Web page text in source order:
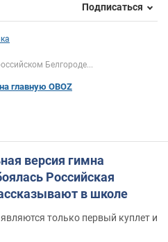
Подписаться
Белгороде...
главную OBOZ
версия гимна
Российская
в школе
только первый куплет и